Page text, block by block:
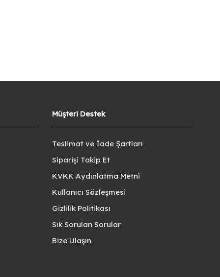
Müşteri Destek
Teslimat ve İade Şartları
Siparişi Takip Et
KVKK Aydınlatma Metni
Kullanıcı Sözleşmesi
Gizlilik Politikası
Sık Sorulan Sorular
Bize Ulaşın